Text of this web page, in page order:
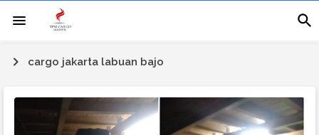
cargo jakarta labuan bajo